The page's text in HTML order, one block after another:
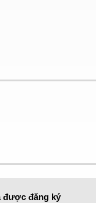
được đăng ký